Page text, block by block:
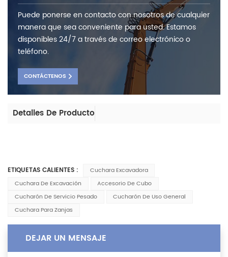
Puede ponerse en contacto con nosotros de cualquier
manera que sea conveniente para usted. Estamos
disponibles 24/7 a través de correo electrónico o
teléfono.
CONTÁCTENOS
Detalles De Producto
ETIQUETAS CALIENTES :
Cuchara Excavadora
Cuchara De Excavación
Accesorio De Cubo
Cucharón De Servicio Pesado
Cucharón De Uso General
Cuchara Para Zanjas
DEJAR UN MENSAJE